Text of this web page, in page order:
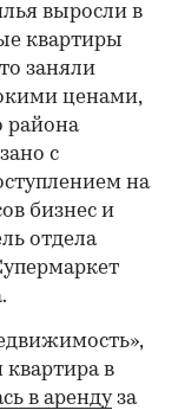
выросли в
квартиры
заняли
ценами,
района
с
на
бизнес и
отдела
квартира в
в арендуза